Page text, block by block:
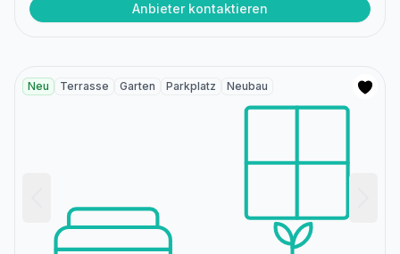
Anbieter kontaktieren
Neu Terrasse Garten Parkplatz Neubau